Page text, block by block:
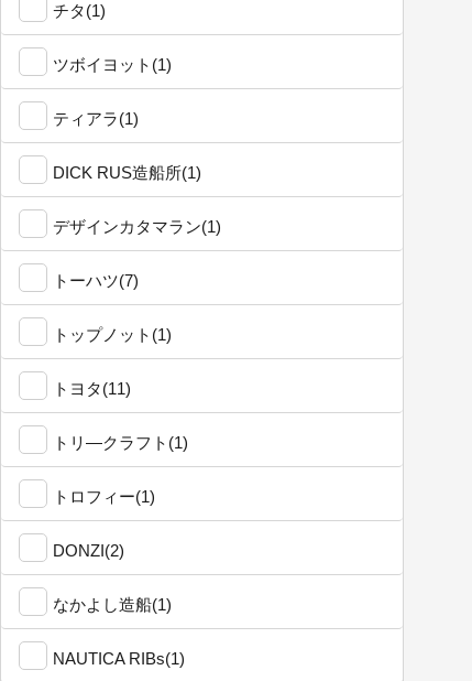
チタ(1)
ツボイヨット(1)
ティアラ(1)
DICK RUS造船所(1)
デザインカタマラン(1)
トーハツ(7)
トップノット(1)
トヨタ(11)
トリ―クラフト(1)
トロフィー(1)
DONZI(2)
なかよし造船(1)
NAUTICA RIBs(1)